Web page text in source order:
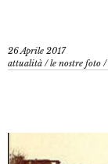
26 Aprile 2017
attualità /le nostre foto /